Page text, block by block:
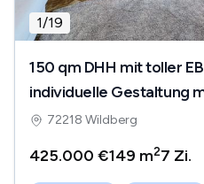
1/19
150 qm DHH mit toller
individuelle Gestaltung
72218 Wildberg
425.000 €149 m27 Zi.